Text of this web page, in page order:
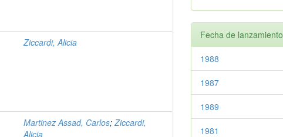
Ziccardi, Alicia
Martinez Assad, Carlos;Ziccardi,
Alicia
Fecha de lanzamiento
1988
1987
1989
1981